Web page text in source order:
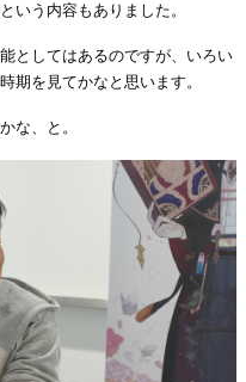
う内容もありました。
としてはあるのですが、いろい
期を見てかなと思います。
な、と。